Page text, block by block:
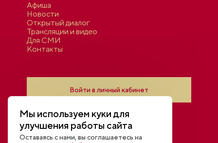
Афиша
Новости
Открытый диалог
Трансляции и видео
Для СМИ
Контакты
Войти в личный кабинет
Мы используем куки для
улучшения работы сайта
Оставаясь с нами, вы соглашаетесь на